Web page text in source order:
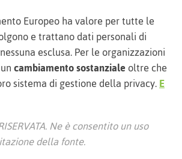
Europeo ha valore per tutte le
e trattano dati personali di
esclusa. Per le organizzazioni
cambiamento sostanzialeoltre che
sistema di gestione della privacy.E
Ne è consentito un uso
della fonte.